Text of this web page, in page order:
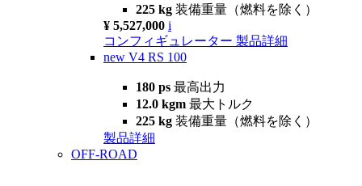
225 kg 装備重量（燃料を除く）
¥ 5,527,000 i
コンフィギュレーター 製品詳細
new V4 RS 100
180 ps 最高出力
12.0 kgm 最大トルク
225 kg 装備重量（燃料を除く）
製品詳細
OFF-ROAD